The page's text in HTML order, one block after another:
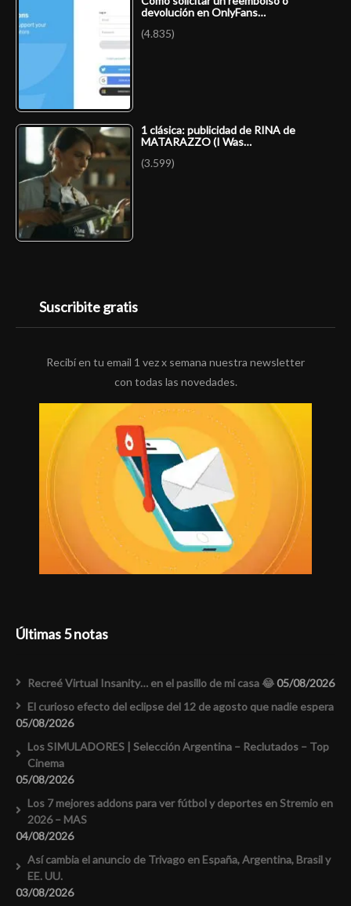
devolución en OnlyFans…
(4.835)
1 clásica: publicidad de RINA de
MATARAZZO (I Was…
(3.599)
Suscribite gratis
Recibí en tu email 1 vez x semana nuestra newsletter
con todas las novedades.
Últimas 5 notas
Recreé Virtual Insanity… en el pasillo de mi casa 😂05/08/2026
El curioso efecto del eclipse del 12 de agosto que nadie espera
05/08/2026
Los SIMULADORES | Selección Argentina – Reclutados – Top
Cinema
05/08/2026
Los 7 mejores addons para ver fútbol y deportes en Stremio en
2026 – MAS
04/08/2026
Así cambia el anuncio de Trivago en España, Argentina, Brasil y
EE. UU.
03/08/2026